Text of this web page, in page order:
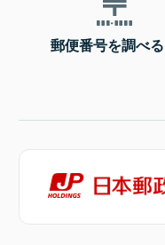
郵便番号を調べる